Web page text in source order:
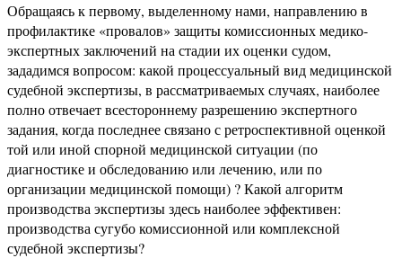
Обращаясь к первому, выделенному нами, направлению в
профилактике «провалов» защиты комиссионных медико-
экспертных заключений на стадии их оценки судом,
зададимся вопросом: какой процессуальный вид медицинской
судебной экспертизы, в рассматриваемых случаях, наиболее
полно отвечает всестороннему разрешению экспертного
задания, когда последнее связано с ретроспективной оценкой
той или иной спорной медицинской ситуации (по
диагностике и обследованию или лечению, или по
организации медицинской помощи) ? Какой алгоритм
производства экспертизы здесь наиболее эффективен:
производства сугубо комиссионной или комплексной
судебной экспертизы?